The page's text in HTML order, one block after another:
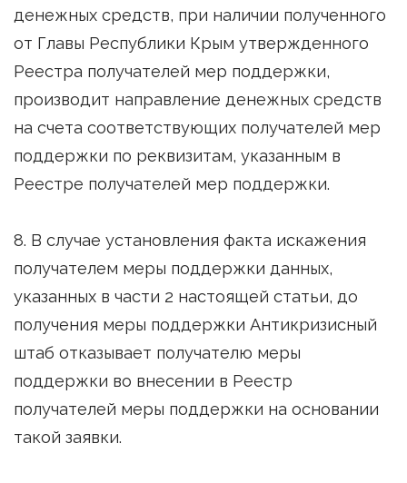
денежных средств, при наличии полученного
от Главы Республики Крым утвержденного
Реестра получателей мер поддержки,
производит направление денежных средств
на счета соответствующих получателей мер
поддержки по реквизитам, указанным в
Реестре получателей мер поддержки.
8. В случае установления факта искажения
получателем меры поддержки данных,
указанных в части 2 настоящей статьи, до
получения меры поддержки Антикризисный
штаб отказывает получателю меры
поддержки во внесении в Реестр
получателей меры поддержки на основании
такой заявки.